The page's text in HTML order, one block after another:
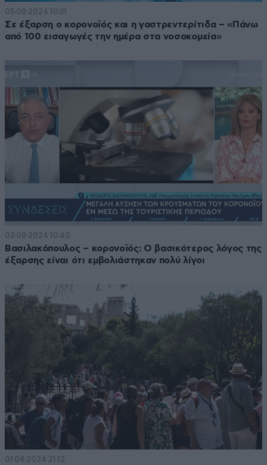
05·08·2024 10:31
Σε έξαρση ο κορονοϊός και η γαστρεντερίτιδα – «Πάνω
από 100 εισαγωγές την ημέρα στα νοσοκομεία»
02·08·2024 10:40
Βασιλακόπουλος – κορονοϊός: Ο βασικότερος λόγος της
έξαρσης είναι ότι εμβολιάστηκαν πολύ λίγοι
01·08·2024 21:12